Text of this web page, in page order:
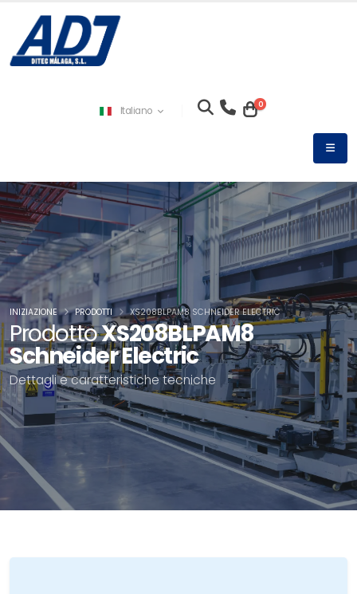
Italiano 0
ProdottoXS208BLPAM8
Schneider Electric
Dettagli e caratteristiche tecniche
INIZIAZIONE PRODOTTI XS208BLPAM8 SCHNEIDER ELECTRIC